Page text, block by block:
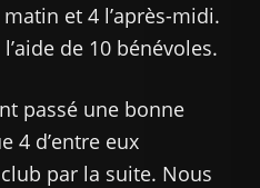
et 4 l’après-midi.
de 10 bénévoles.
passé une bonne
4 d’entre eux
par la suite. Nous